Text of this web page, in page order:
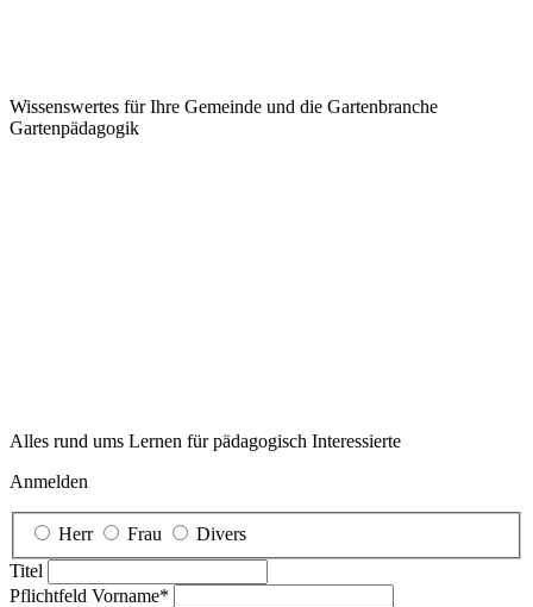
Wissenswertes für Ihre Gemeinde und die Gartenbranche
Garten­pädagogik
Alles rund ums Lernen für pädagogisch Interessierte
Anmelden
Herr Frau
Divers
Titel
Pflichtfeld Vorname*